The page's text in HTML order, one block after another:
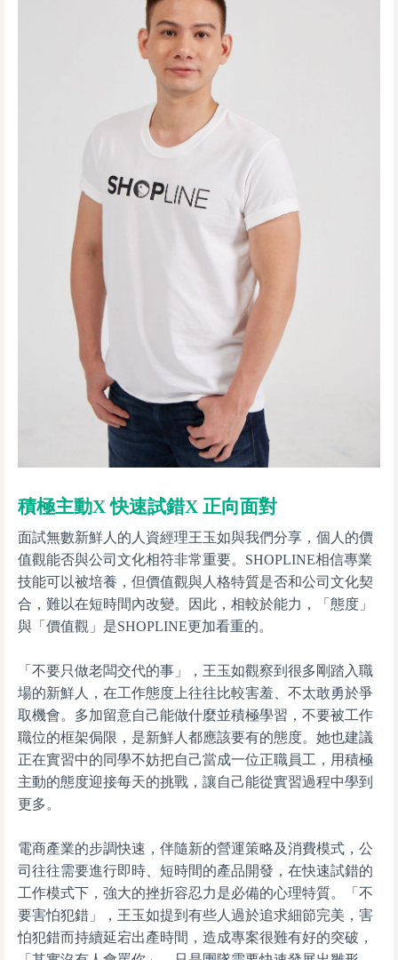
積極主動X 快速試錯X 正向面對
面試無數新鮮人的人資經理王玉如與我們分享，個人的價
值觀能否與公司文化相符非常重要。SHOPLINE相信專業
技能可以被培養，但價值觀與人格特質是否和公司文化契
合，難以在短時間內改變。因此，相較於能力，「態度」
與「價值觀」是SHOPLINE更加看重的。
「不要只做老闆交代的事」，王玉如觀察到很多剛踏入職
場的新鮮人，在工作態度上往往比較害羞、不太敢勇於爭
取機會。多加留意自己能做什麼並積極學習，不要被工作
職位的框架侷限，是新鮮人都應該要有的態度。她也建議
正在實習中的同學不妨把自己當成一位正職員工，用積極
主動的態度迎接每天的挑戰，讓自己能從實習過程中學到
更多。
電商產業的步調快速，伴隨新的營運策略及消費模式，公
司往往需要進行即時、短時間的產品開發，在快速試錯的
工作模式下，強大的挫折容忍力是必備的心理特質。「不
要害怕犯錯」，王玉如提到有些人過於追求細節完美，害
怕犯錯而持續延宕出產時間，造成專案很難有好的突破，